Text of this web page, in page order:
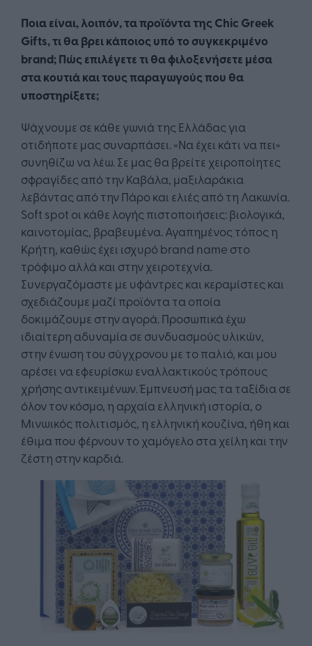
Ποια είναι, λοιπόν, τα προϊόντα της Chic Greek
Gifts, τι θα βρει κάποιος υπό το συγκεκριμένο
brand; Πώς επιλέγετε τι θα φιλοξενήσετε μέσα
στα κουτιά και τους παραγωγούς που θα
υποστηρίξετε;
Ψάχνουμε σε κάθε γωνιά της Ελλάδας για
οτιδήποτε μας συναρπάσει. «Να έχει κάτι να πει»
συνηθίζω να λέω. Σε μας θα βρείτε χειροποίητες
σφραγίδες από την Καβάλα, μαξιλαράκια
λεβάντας από την Πάρο και ελιές από τη Λακωνία.
Soft spot οι κάθε λογής πιστοποιήσεις: βιολογικά,
καινοτομίας, βραβευμένα. Αγαπημένος τόπος η
Κρήτη, καθώς έχει ισχυρό brand name στο
τρόφιμο αλλά και στην χειροτεχνία.
Συνεργαζόμαστε με υφάντρες και κεραμίστες και
σχεδιάζουμε μαζί προϊόντα τα οποία
δοκιμάζουμε στην αγορά. Προσωπικά έχω
ιδιαίτερη αδυναμία σε συνδυασμούς υλικών,
στην ένωση του σύγχρονου με το παλιό, και μου
αρέσει να εφευρίσκω εναλλακτικούς τρόπους
χρήσης αντικειμένων. Έμπνευσή μας τα ταξίδια σε
όλον τον κόσμο, η αρχαία ελληνική ιστορία, ο
Μινωικός πολιτισμός, η ελληνική κουζίνα, ήθη και
έθιμα που φέρνουν το χαμόγελο στα χείλη και την
ζέστη στην καρδιά.